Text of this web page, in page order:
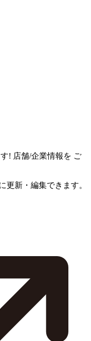
! 店舗/企業情報を ご
更新・編集できます。